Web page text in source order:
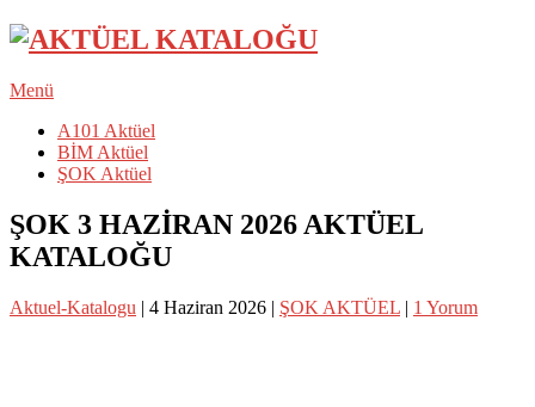
Menü
A101 Aktüel
BİM Aktüel
ŞOK Aktüel
ŞOK 3 HAZİRAN 2026 AKTÜEL
KATALOĞU
Aktuel-Katalogu | 4 Haziran 2026 | ŞOK AKTÜEL | 1 Yorum